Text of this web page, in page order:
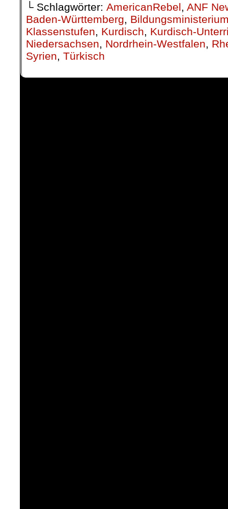
└ Schlagwörter: AmericanRebel, ANF
Baden-Württemberg,
Klassenstufen, Kurdisch, Kurdisch-
Niedersachsen, Nordrhein-Westfalen,
Syrien, Türkisch